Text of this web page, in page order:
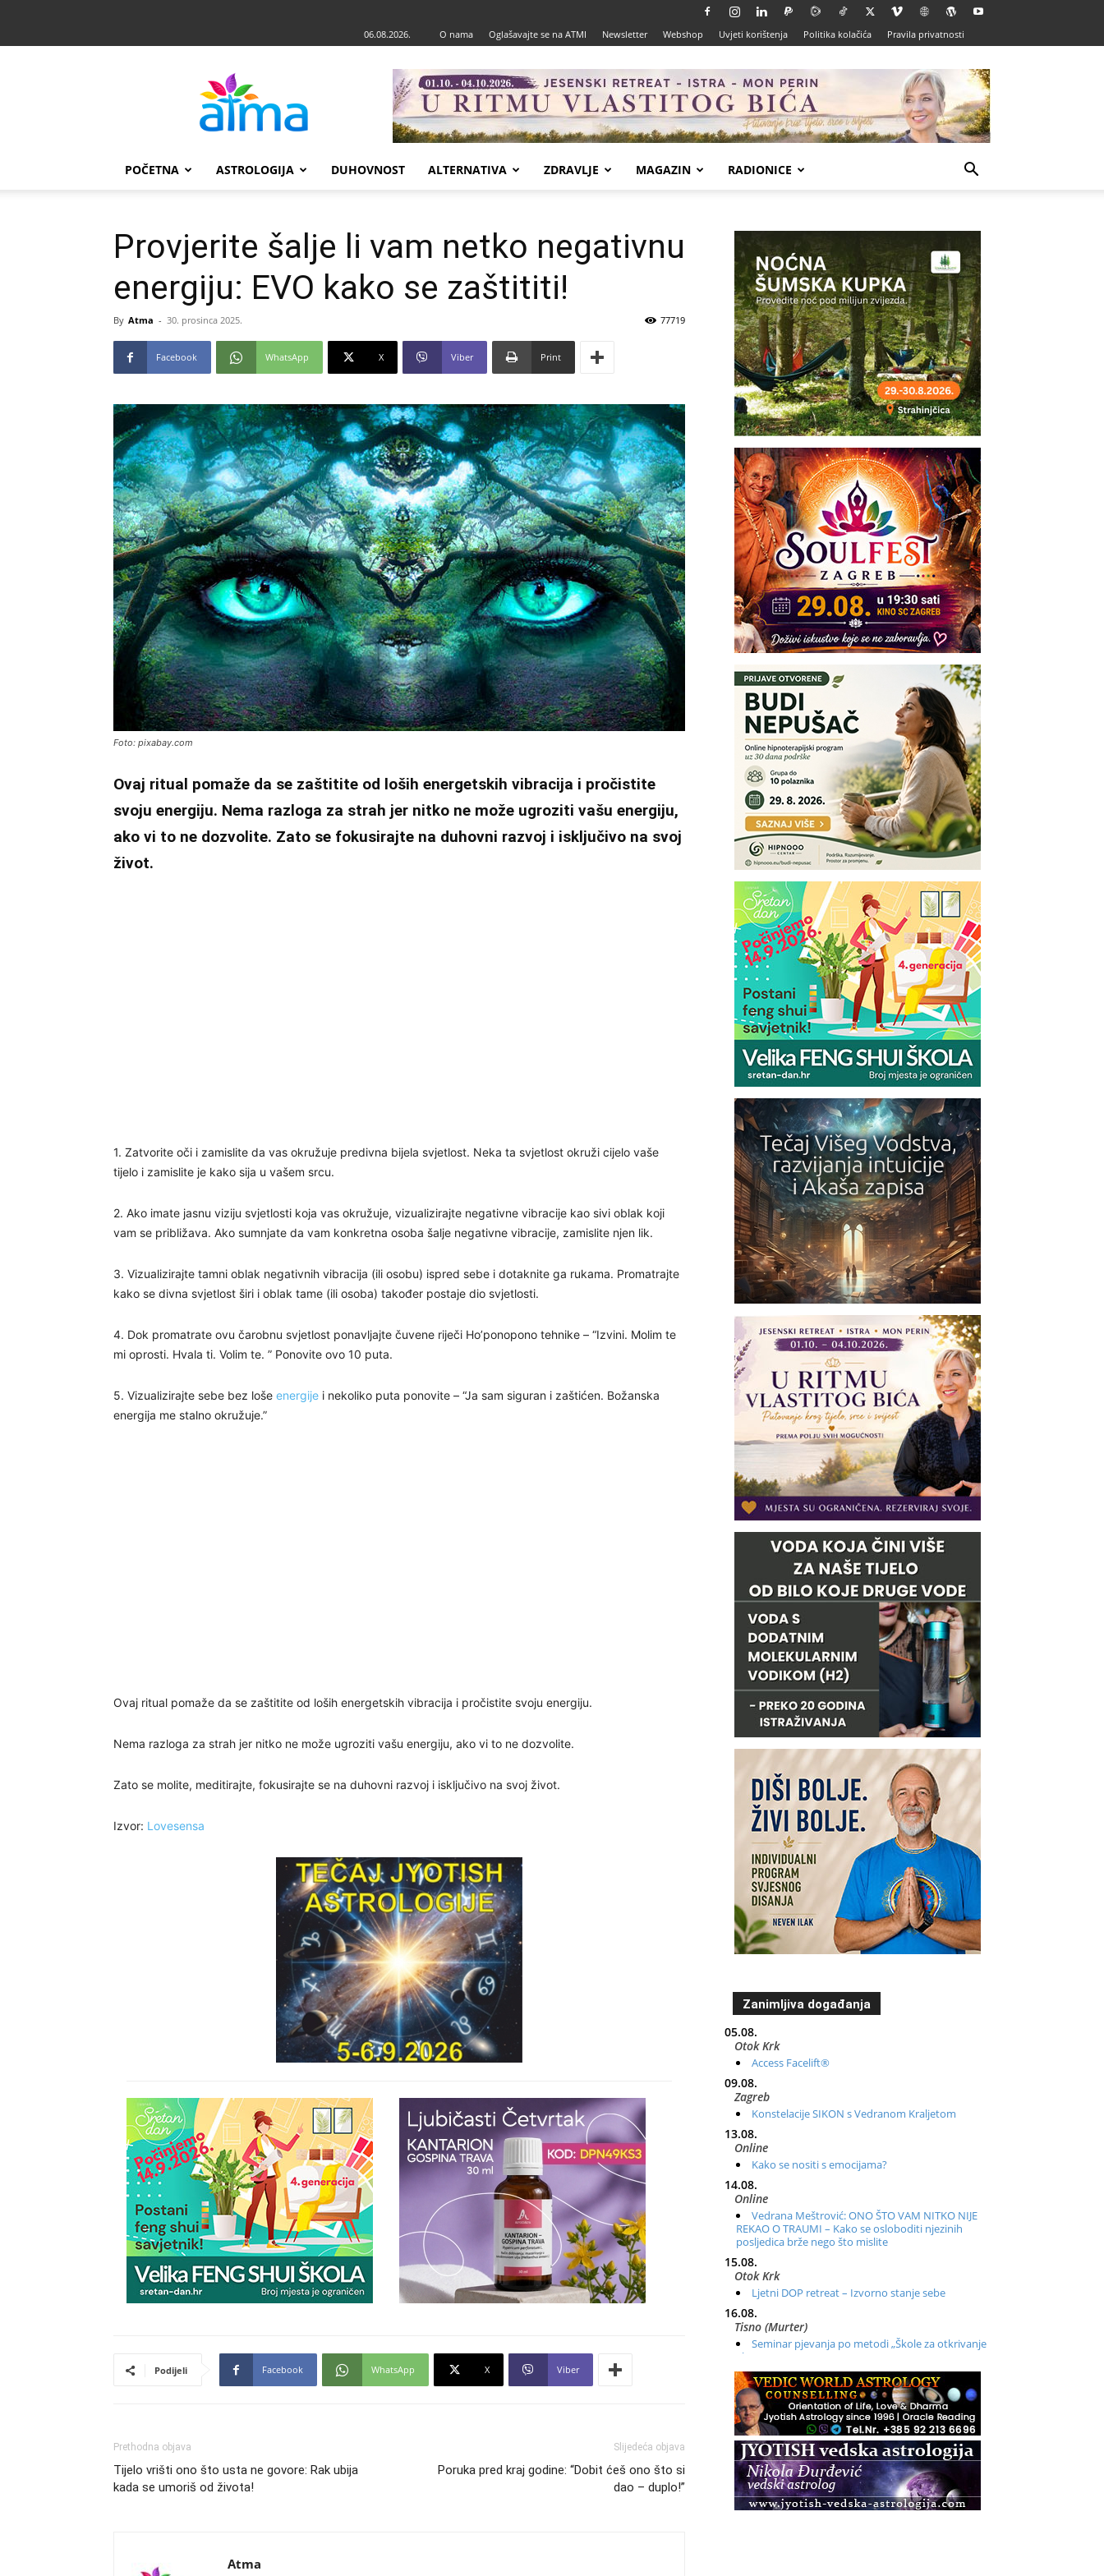
06.08.2026. O nama Oglašavajte se na ATMI Newsletter Webshop Uvjeti korištenja Politika kolačića Pravila privatnosti
POČETNA ASTROLOGIJA DUHOVNOST ALTERNATIVA ZDRAVLJE MAGAZIN RADIONICE
Provjerite šalje li vam netko negativnu
energiju: EVO kako se zaštititi!
By Atma - 30. prosinca 2025. 77719
Facebook WhatsApp X Viber Print
Foto: pixabay.com
Ovaj ritual pomaže da se zaštitite od loših energetskih vibracija i pročistite
svoju energiju. Nema razloga za strah jer nitko ne može ugroziti vašu energiju,
ako vi to ne dozvolite. Zato se fokusirajte na duhovni razvoj i isključivo na svoj
život.
1. Zatvorite oči i zamislite da vas okružuje predivna bijela svjetlost. Neka ta svjetlost okruži cijelo vaše
tijelo i zamislite je kako sija u vašem srcu.
2. Ako imate jasnu viziju svjetlosti koja vas okružuje, vizualizirajte negativne vibracije kao sivi oblak koji
vam se približava. Ako sumnjate da vam konkretna osoba šalje negativne vibracije, zamislite njen lik.
3. Vizualizirajte tamni oblak negativnih vibracija (ili osobu) ispred sebe i dotaknite ga rukama. Promatrajte
kako se divna svjetlost širi i oblak tame (ili osoba) također postaje dio svjetlosti.
4. Dok promatrate ovu čarobnu svjetlost ponavljajte čuvene riječi Ho’ponopono tehnike – “Izvini. Molim te
mi oprosti. Hvala ti. Volim te. ” Ponovite ovo 10 puta.
5. Vizualizirajte sebe bez loše energije i nekoliko puta ponovite – “Ja sam siguran i zaštićen. Božanska
energija me stalno okružuje.”
Ovaj ritual pomaže da se zaštitite od loših energetskih vibracija i pročistite svoju energiju.
Nema razloga za strah jer nitko ne može ugroziti vašu energiju, ako vi to ne dozvolite.
Zato se molite, meditirajte, fokusirajte se na duhovni razvoj i isključivo na svoj život.
Izvor: Lovesensa
Podijeli Facebook WhatsApp X Viber
Prethodna objava
Tijelo vrišti ono što usta ne govore: Rak ubija
kada se umoriš od života!
Slijedeća objava
Poruka pred kraj godine: “Dobit ćeš ono što si
dao – duplo!”
Atma
Zanimljiva događanja
05.08.
Otok Krk
Access Facelift®
09.08.
Zagreb
Konstelacije SIKON s Vedranom Kraljetom
13.08.
Online
Kako se nositi s emocijama?
14.08.
Online
Vedrana Meštrović: ONO ŠTO VAM NITKO NIJE
REKAO O TRAUMI – Kako se osloboditi njezinih
posljedica brže nego što mislite
15.08.
Otok Krk
Ljetni DOP retreat – Izvorno stanje sebe
16.08.
Tisno (Murter)
Seminar pjevanja po metodi „Škole za otkrivanje
glasa“
20.08.
Online
Radionica: Pomagači iz drugih dimenzija Online –
otvoreno za sve
21.08.
Zagreb+Online
Osnovni ThetaHealing® tečaj, Zagreb i Online
22.08.
Pula